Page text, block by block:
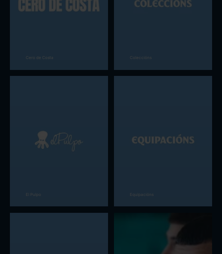
Cero de Costa Coleccións
El Pulpo Equipacións